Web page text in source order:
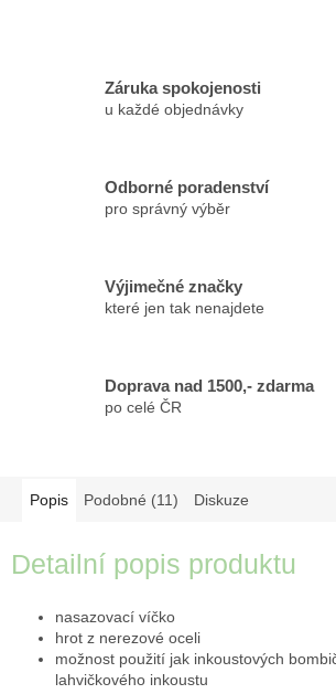
Záruka spokojenosti
u každé objednávky
Odborné poradenství
pro správný výběr
Výjimečné značky
které jen tak nenajdete
Doprava nad 1500,- zdarma
po celé ČR
Popis Podobné (11) Diskuze
Detailní popis produktu
nasazovací víčko
hrot z nerezové oceli
možnost použití jak inkoustových
lahvičkového inkoustu